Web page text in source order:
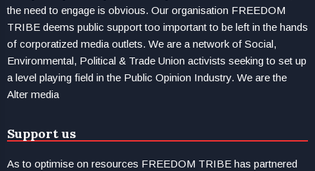
the need to engage is obvious. Our organisation FREEDOM
TRIBE deems public support too important to be left in the hands
of corporatized media outlets. We are a network of Social,
Environmental, Political & Trade Union activists seeking to set up
a level playing field in the Public Opinion Industry. We are the
Alter media
Support us
As to optimise on resources FREEDOM TRIBE has partnered